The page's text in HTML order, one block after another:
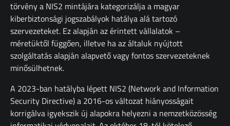
törvény a NIS2 mintájára kategorizálja a magyar
kiberbiztonsági jogszabályok hatálya alá tartozó
szervezeteket. Ez alapján az érintett vállalatok –
méretüktől függően, illetve ha az általuk nyújtott
szolgáltatás alapján alapvető vagy fontos szervezeteknek
minősülhetnek.
A 2023-ban hatályba lépett NIS2 (Network and Information
Security Directive) a 2016-os változat hiányosságait
korrigálva igyekszik új alapokra helyezni a nemzetközösség